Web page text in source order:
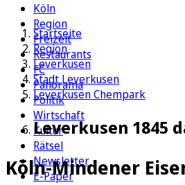
Köln
Region
Freizeit
Restaurants
FC
Panorama
Politik
Wirtschaft
Kultur
Rätsel
Newsletter
E-Paper
Startseite
Region
Leverkusen
Stadt Leverkusen
Leverkusen Chempark
Leverkusen 1845
Köln-Mindener